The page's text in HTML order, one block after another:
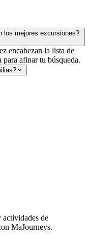
los mejores excursiones?
encabezan la lista de
afinar tu búsqueda.
actividades de
MaJourneys.